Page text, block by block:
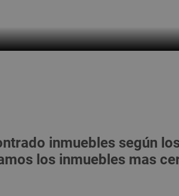
inmuebles según
los inmuebles mas